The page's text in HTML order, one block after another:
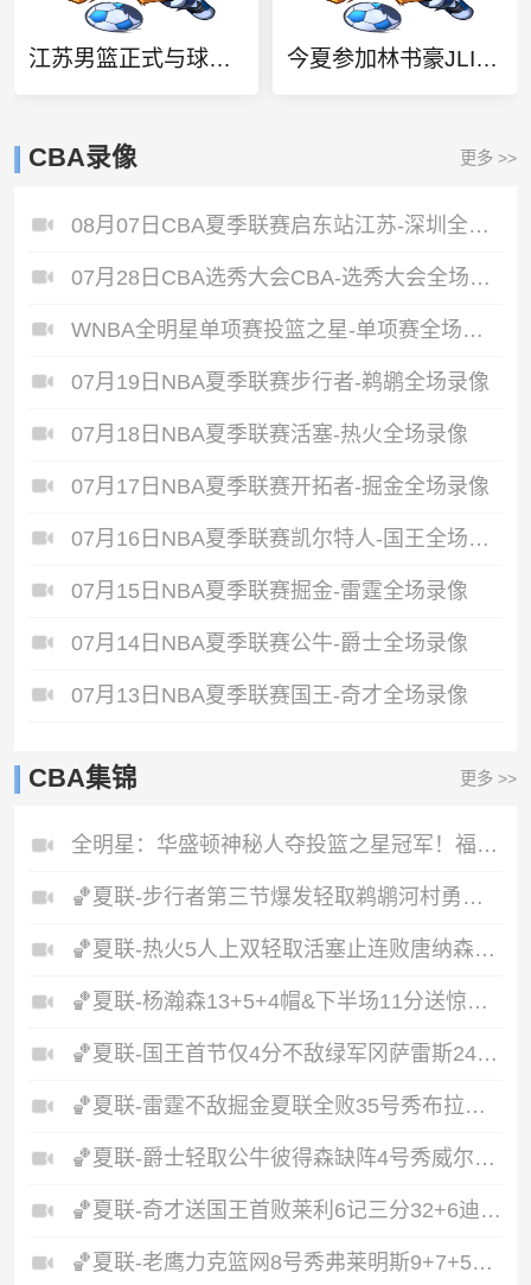
江苏男篮正式与球员曾繁日完成签约 欢迎曾繁日加入肯帝亚大家庭 今夏参加林书豪JLIN NextGen训练营！朱正社媒晒九宫格帅照
CBA录像 更多 >>
08月07日CBA夏季联赛启东站江苏-深圳全场录像
07月28日CBA选秀大会CBA-选秀大会全场录像
WNBA全明星单项赛投篮之星-单项赛全场录像
07月19日NBA夏季联赛步行者-鹈鹕全场录像
07月18日NBA夏季联赛活塞-热火全场录像
07月17日NBA夏季联赛开拓者-掘金全场录像
07月16日NBA夏季联赛凯尔特人-国王全场录像
07月15日NBA夏季联赛掘金-雷霆全场录像
07月14日NBA夏季联赛公牛-爵士全场录像
07月13日NBA夏季联赛国王-奇才全场录像
CBA集锦 更多 >>
全明星：华盛顿神秘人夺投篮之星冠军！福德夺得三分大赛冠军！
🏀夏联-步行者第三节爆发轻取鹈鹕河村勇辉5+5+12斯劳森22分
🏀夏联-热火5人上双轻取活塞止连败唐纳森20+8+10奥科里27分
🏀夏联-杨瀚森13+5+4帽&下半场11分送惊艳妙传开拓者力克掘金
🏀夏联-国王首节仅4分不敌绿军冈萨雷斯24+10+5塞纳克10+12
🏀夏联-雷霆不敌掘金夏联全败35号秀布拉齐尔32+6马拉14+7+6
🏀夏联-爵士轻取公牛彼得森缺阵4号秀威尔逊19+8+5帽罚球6中0
🏀夏联-奇才送国王首败莱利6记三分32+6迪班萨23+7雷诺20+12
🏀夏联-老鹰力克篮网8号秀弗莱明斯9+7+5科比·约翰逊17+7